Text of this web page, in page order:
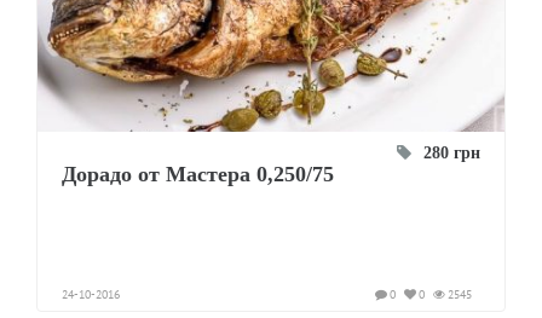
280 грн
Дорадо от Мастера 0,250/75
24-10-2016 2545
0
0